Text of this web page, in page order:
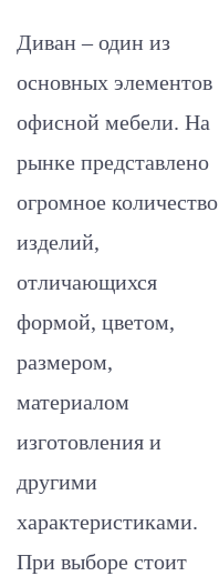
Диван – один из
основных элементов
офисной мебели. На
рынке представлено
огромное количество
изделий,
отличающихся
формой, цветом,
размером,
материалом
изготовления и
другими
характеристиками.
При выборе стоит